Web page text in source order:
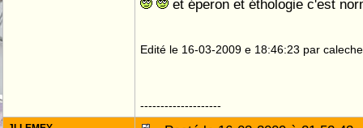
et éperon et éthologie c'est
Edité le 16-03-2009 e 18:46:23 par caleche
--------------------